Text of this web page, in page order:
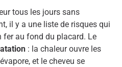
tous les jours sans
il y a une liste de risques qui
fer au fond du placard. Le
: la chaleur ouvre les
et le cheveu se